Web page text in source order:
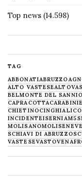
Top news (14.598)
TAG
ABBONATIABRUZZO
ALTO VASTESE
BELMONTE DEL SANNIO
CAPRACOTTA
CHIETINOCINGHIALI
INCIDENTEISERNIAM5S
MOLISANOMOLISENEVE
SCHIAVI DI ABRUZZO
VASTESEVASTO